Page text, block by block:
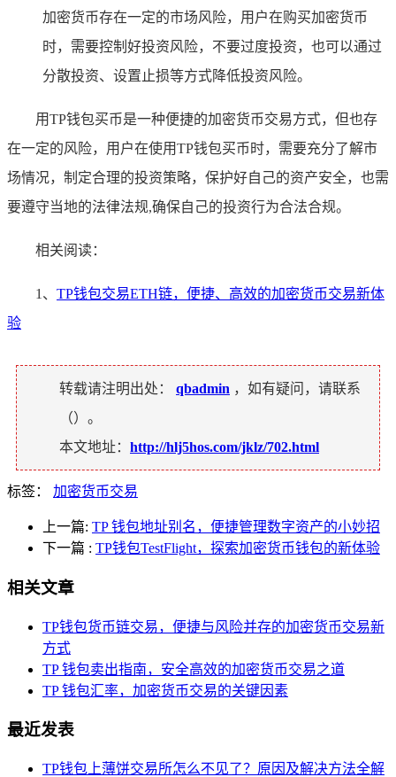
加密货币存在一定的市场风险，用户在购买加密货币
时，需要控制好投资风险，不要过度投资，也可以通过
分散投资、设置止损等方式降低投资风险。
用TP钱包买币是一种便捷的加密货币交易方式，但也存
在一定的风险，用户在使用TP钱包买币时，需要充分了解市
场情况，制定合理的投资策略，保护好自己的资产安全，也需
要遵守当地的法律法规,确保自己的投资行为合法合规。
相关阅读：
1、 TP钱包交易ETH链，便捷、高效的加密货币交易新体
验
转载请注明出处： qbadmin ，如有疑问，请联系
（）。
本文地址： http://hlj5hos.com/jklz/702.html
标签： 加密货币交易
上一篇: TP 钱包地址别名，便捷管理数字资产的小妙招
下一篇 : TP钱包TestFlight，探索加密货币钱包的新体验
相关文章
TP钱包货币链交易，便捷与风险并存的加密货币交易新
方式
TP 钱包卖出指南，安全高效的加密货币交易之道
TP 钱包汇率，加密货币交易的关键因素
最近发表
TP钱包上薄饼交易所怎么不见了？原因及解决方法全解